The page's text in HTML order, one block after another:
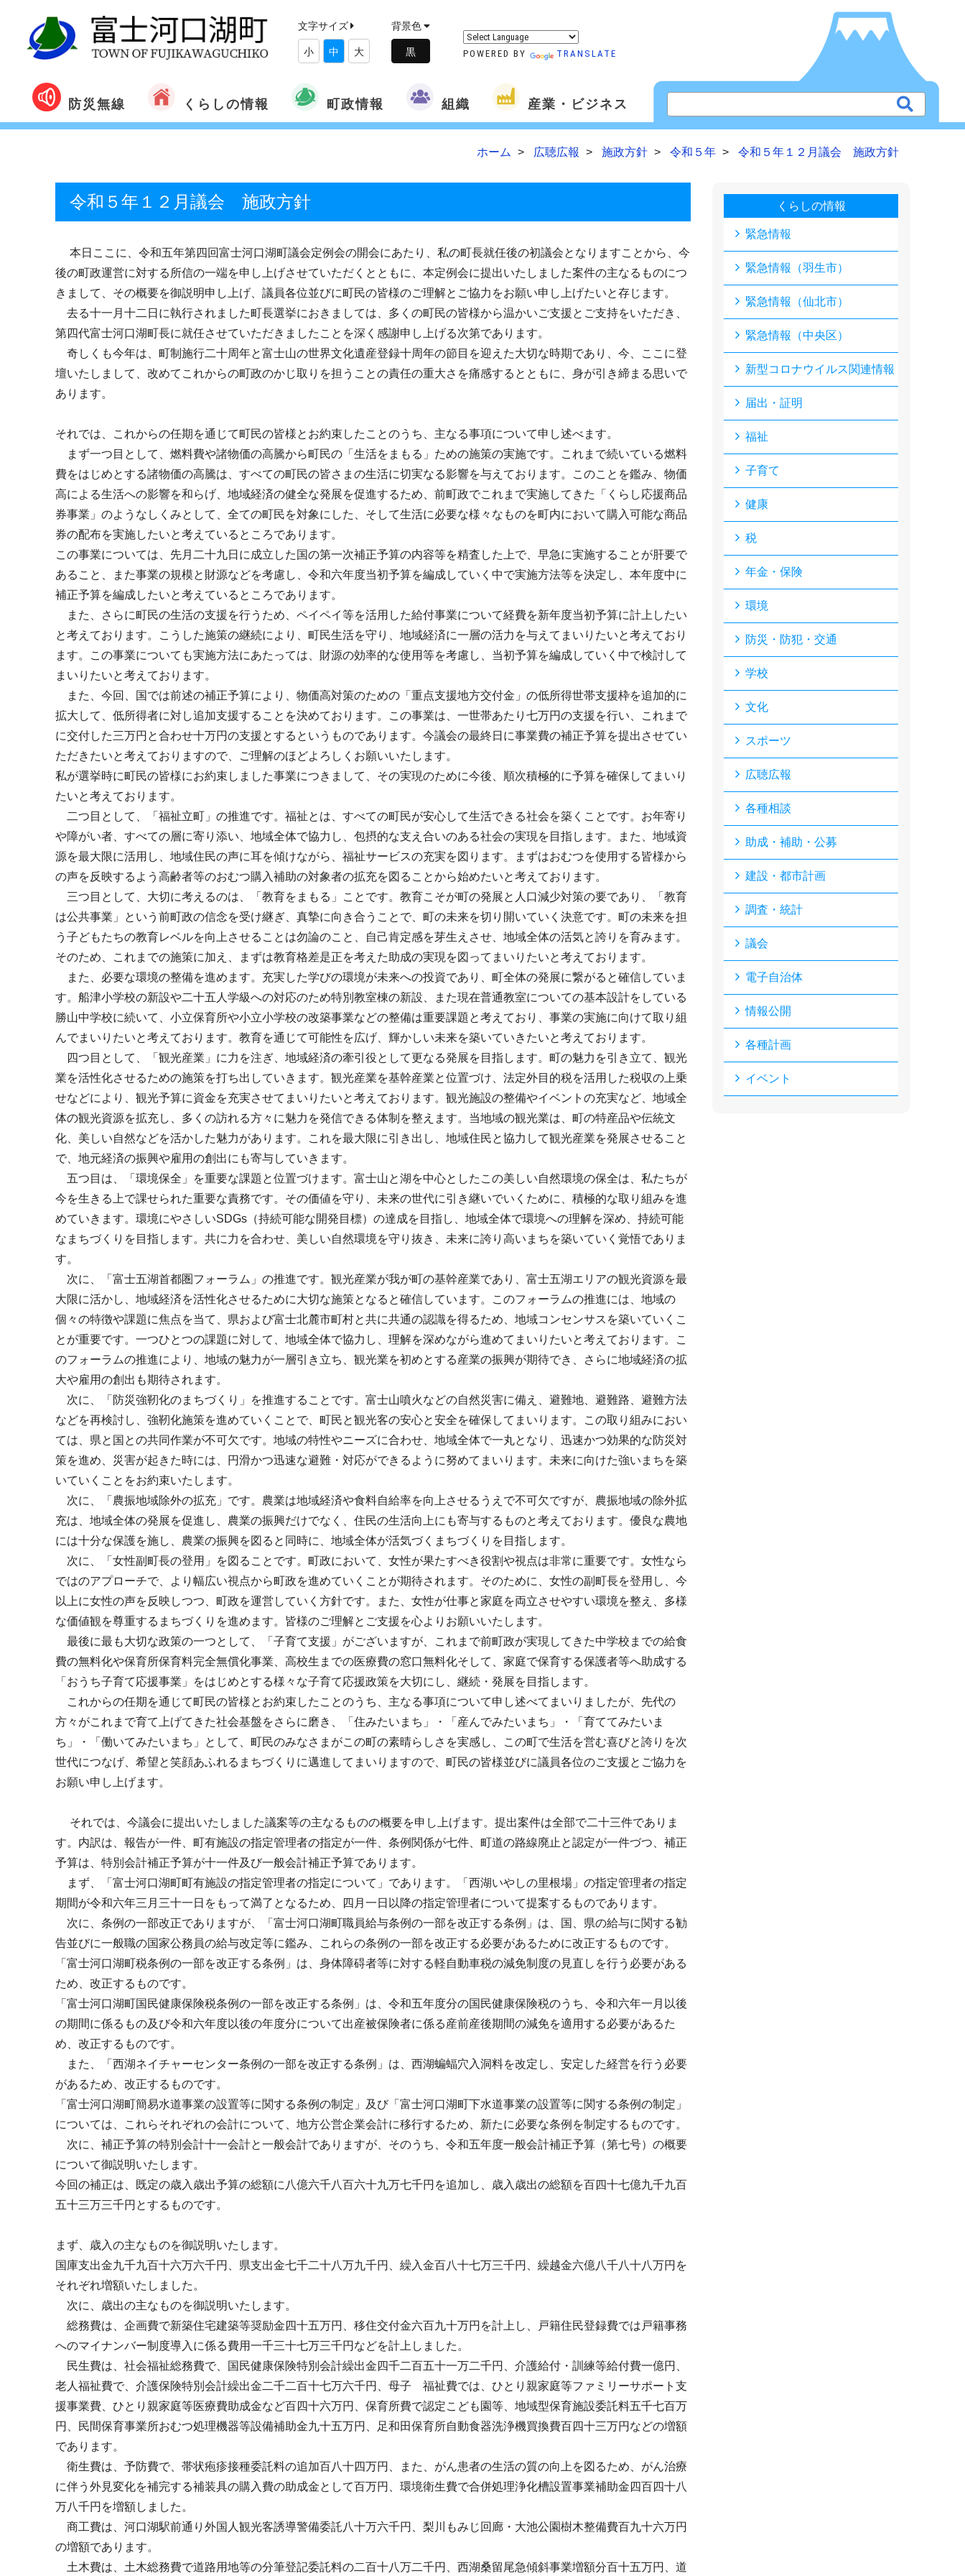
文字サイズ
小 中 大
背景色
POWERED BY TRANSLATE
防災無線 くらしの情報 町政情報 組織 産業・ビジネス
ホーム 広聴広報 施政方針 令和５年 令和５年１２月議会 施政方針
令和５年１２月議会 施政方針
本日ここに、令和五年第四回富士河口湖町議会定例会の開会にあたり、私の町長就任後の初議会となりますことから、今
後の町政運営に対する所信の一端を申し上げさせていただくとともに、本定例会に提出いたしました案件の主なるものにつ
きまして、その概要を御説明申し上げ、議員各位並びに町民の皆様のご理解とご協力をお願い申し上げたいと存じます。
去る十一月十二日に執行されました町長選挙におきましては、多くの町民の皆様から温かいご支援とご支持をいただき、
第四代富士河口湖町長に就任させていただきましたことを深く感謝申し上げる次第であります。
奇しくも今年は、町制施行二十周年と富士山の世界文化遺産登録十周年の節目を迎えた大切な時期であり、今、ここに登
壇いたしまして、改めてこれからの町政のかじ取りを担うことの責任の重大さを痛感するとともに、身が引き締まる思いで
あります。
それでは、これからの任期を通じて町民の皆様とお約束したことのうち、主なる事項について申し述べます。
まず一つ目として、燃料費や諸物価の高騰から町民の「生活をまもる」ための施策の実施です。これまで続いている燃料
費をはじめとする諸物価の高騰は、すべての町民の皆さまの生活に切実なる影響を与えております。このことを鑑み、物価
高による生活への影響を和らげ、地域経済の健全な発展を促進するため、前町政でこれまで実施してきた「くらし応援商品
券事業」のようなしくみとして、全ての町民を対象にした、そして生活に必要な様々なものを町内において購入可能な商品
券の配布を実施したいと考えているところであります。
この事業については、先月二十九日に成立した国の第一次補正予算の内容等を精査した上で、早急に実施することが肝要で
あること、また事業の規模と財源などを考慮し、令和六年度当初予算を編成していく中で実施方法等を決定し、本年度中に
補正予算を編成したいと考えているところであります。
また、さらに町民の生活の支援を行うため、ペイペイ等を活用した給付事業について経費を新年度当初予算に計上したい
と考えております。こうした施策の継続により、町民生活を守り、地域経済に一層の活力を与えてまいりたいと考えており
ます。この事業についても実施方法にあたっては、財源の効率的な使用等を考慮し、当初予算を編成していく中で検討して
まいりたいと考えております。
また、今回、国では前述の補正予算により、物価高対策のための「重点支援地方交付金」の低所得世帯支援枠を追加的に
拡大して、低所得者に対し追加支援することを決めております。この事業は、一世帯あたり七万円の支援を行い、これまで
に交付した三万円と合わせ十万円の支援とするというものであります。今議会の最終日に事業費の補正予算を提出させてい
ただきたいと考えておりますので、ご理解のほどよろしくお願いいたします。
私が選挙時に町民の皆様にお約束しました事業につきまして、その実現のために今後、順次積極的に予算を確保してまいり
たいと考えております。
二つ目として、「福祉立町」の推進です。福祉とは、すべての町民が安心して生活できる社会を築くことです。お年寄り
や障がい者、すべての層に寄り添い、地域全体で協力し、包摂的な支え合いのある社会の実現を目指します。また、地域資
源を最大限に活用し、地域住民の声に耳を傾けながら、福祉サービスの充実を図ります。まずはおむつを使用する皆様から
の声を反映するよう高齢者等のおむつ購入補助の対象者の拡充を図ることから始めたいと考えております。
三つ目として、大切に考えるのは、「教育をまもる」ことです。教育こそが町の発展と人口減少対策の要であり、「教育
は公共事業」という前町政の信念を受け継ぎ、真摯に向き合うことで、町の未来を切り開いていく決意です。町の未来を担
う子どもたちの教育レベルを向上させることは勿論のこと、自己肯定感を芽生えさせ、地域全体の活気と誇りを育みます。
そのため、これまでの施策に加え、まずは教育格差是正を考えた助成の実現を図ってまいりたいと考えております。
また、必要な環境の整備を進めます。充実した学びの環境が未来への投資であり、町全体の発展に繋がると確信していま
す。船津小学校の新設や二十五人学級への対応のため特別教室棟の新設、また現在普通教室についての基本設計をしている
勝山中学校に続いて、小立保育所や小立小学校の改築事業などの整備は重要課題と考えており、事業の実施に向けて取り組
んでまいりたいと考えております。教育を通じて可能性を広げ、輝かしい未来を築いていきたいと考えております。
四つ目として、「観光産業」に力を注ぎ、地域経済の牽引役として更なる発展を目指します。町の魅力を引き立て、観光
業を活性化させるための施策を打ち出していきます。観光産業を基幹産業と位置づけ、法定外目的税を活用した税収の上乗
せなどにより、観光予算に資金を充実させてまいりたいと考えております。観光施設の整備やイベントの充実など、地域全
体の観光資源を拡充し、多くの訪れる方々に魅力を発信できる体制を整えます。当地域の観光業は、町の特産品や伝統文
化、美しい自然などを活かした魅力があります。これを最大限に引き出し、地域住民と協力して観光産業を発展させること
で、地元経済の振興や雇用の創出にも寄与していきます。
五つ目は、「環境保全」を重要な課題と位置づけます。富士山と湖を中心としたこの美しい自然環境の保全は、私たちが
今を生きる上で課せられた重要な責務です。その価値を守り、未来の世代に引き継いでいくために、積極的な取り組みを進
めていきます。環境にやさしいSDGs（持続可能な開発目標）の達成を目指し、地域全体で環境への理解を深め、持続可能
なまちづくりを目指します。共に力を合わせ、美しい自然環境を守り抜き、未来に誇り高いまちを築いていく覚悟でありま
す。
次に、「富士五湖首都圏フォーラム」の推進です。観光産業が我が町の基幹産業であり、富士五湖エリアの観光資源を最
大限に活かし、地域経済を活性化させるために大切な施策となると確信しています。このフォーラムの推進には、地域の
個々の特徴や課題に焦点を当て、県および富士北麓市町村と共に共通の認識を得るため、地域コンセンサスを築いていくこ
とが重要です。一つひとつの課題に対して、地域全体で協力し、理解を深めながら進めてまいりたいと考えております。こ
のフォーラムの推進により、地域の魅力が一層引き立ち、観光業を初めとする産業の振興が期待でき、さらに地域経済の拡
大や雇用の創出も期待されます。
次に、「防災強靭化のまちづくり」を推進することです。富士山噴火などの自然災害に備え、避難地、避難路、避難方法
などを再検討し、強靭化施策を進めていくことで、町民と観光客の安心と安全を確保してまいります。この取り組みにおい
ては、県と国との共同作業が不可欠です。地域の特性やニーズに合わせ、地域全体で一丸となり、迅速かつ効果的な防災対
策を進め、災害が起きた時には、円滑かつ迅速な避難・対応ができるように努めてまいります。未来に向けた強いまちを築
いていくことをお約束いたします。
次に、「農振地域除外の拡充」です。農業は地域経済や食料自給率を向上させるうえで不可欠ですが、農振地域の除外拡
充は、地域全体の発展を促進し、農業の振興だけでなく、住民の生活向上にも寄与するものと考えております。優良な農地
には十分な保護を施し、農業の振興を図ると同時に、地域全体が活気づくまちづくりを目指します。
次に、「女性副町長の登用」を図ることです。町政において、女性が果たすべき役割や視点は非常に重要です。女性なら
ではのアプローチで、より幅広い視点から町政を進めていくことが期待されます。そのために、女性の副町長を登用し、今
以上に女性の声を反映しつつ、町政を運営していく方針です。また、女性が仕事と家庭を両立させやすい環境を整え、多様
な価値観を尊重するまちづくりを進めます。皆様のご理解とご支援を心よりお願いいたします。
最後に最も大切な政策の一つとして、「子育て支援」がございますが、これまで前町政が実現してきた中学校までの給食
費の無料化や保育所保育料完全無償化事業、高校生までの医療費の窓口無料化そして、家庭で保育する保護者等へ助成する
「おうち子育て応援事業」をはじめとする様々な子育て応援政策を大切にし、継続・発展を目指します。
これからの任期を通じて町民の皆様とお約束したことのうち、主なる事項について申し述べてまいりましたが、先代の
方々がこれまで育て上げてきた社会基盤をさらに磨き、「住みたいまち」・「産んでみたいまち」・「育ててみたいま
ち」・「働いてみたいまち」として、町民のみなさまがこの町の素晴らしさを実感し、この町で生活を営む喜びと誇りを次
世代につなげ、希望と笑顔あふれるまちづくりに邁進してまいりますので、町民の皆様並びに議員各位のご支援とご協力を
お願い申し上げます。
それでは、今議会に提出いたしました議案等の主なるものの概要を申し上げます。提出案件は全部で二十三件でありま
す。内訳は、報告が一件、町有施設の指定管理者の指定が一件、条例関係が七件、町道の路線廃止と認定が一件づつ、補正
予算は、特別会計補正予算が十一件及び一般会計補正予算であります。
まず、「富士河口湖町町有施設の指定管理者の指定について」であります。「西湖いやしの里根場」の指定管理者の指定
期間が令和六年三月三十一日をもって満了となるため、四月一日以降の指定管理者について提案するものであります。
次に、条例の一部改正でありますが、「富士河口湖町職員給与条例の一部を改正する条例」は、国、県の給与に関する勧
告並びに一般職の国家公務員の給与改定等に鑑み、これらの条例の一部を改正する必要があるために改正するものです。
「富士河口湖町税条例の一部を改正する条例」は、身体障碍者等に対する軽自動車税の減免制度の見直しを行う必要がある
ため、改正するものです。
「富士河口湖町国民健康保険税条例の一部を改正する条例」は、令和五年度分の国民健康保険税のうち、令和六年一月以後
の期間に係るもの及び令和六年度以後の年度分について出産被保険者に係る産前産後期間の減免を適用する必要があるた
め、改正するものです。
また、「西湖ネイチャーセンター条例の一部を改正する条例」は、西湖蝙蝠穴入洞料を改定し、安定した経営を行う必要
があるため、改正するものです。
「富士河口湖町簡易水道事業の設置等に関する条例の制定」及び「富士河口湖町下水道事業の設置等に関する条例の制定」
については、これらそれぞれの会計について、地方公営企業会計に移行するため、新たに必要な条例を制定するものです。
次に、補正予算の特別会計十一会計と一般会計でありますが、そのうち、令和五年度一般会計補正予算（第七号）の概要
について御説明いたします。
今回の補正は、既定の歳入歳出予算の総額に八億六千八百六十九万七千円を追加し、歳入歳出の総額を百四十七億九千九百
五十三万三千円とするものです。
まず、歳入の主なものを御説明いたします。
国庫支出金九千九百十六万六千円、県支出金七千二十八万九千円、繰入金百八十七万三千円、繰越金六億八千八十八万円を
それぞれ増額いたしました。
次に、歳出の主なものを御説明いたします。
総務費は、企画費で新築住宅建築等奨励金四十五万円、移住交付金六百九十万円を計上し、戸籍住民登録費では戸籍事務
へのマイナンバー制度導入に係る費用一千三十七万三千円などを計上しました。
民生費は、社会福祉総務費で、国民健康保険特別会計繰出金四千二百五十一万二千円、介護給付・訓練等給付費一億円、
老人福祉費で、介護保険特別会計繰出金二千二百十七万六千円、母子 福祉費では、ひとり親家庭等ファミリーサポート支
援事業費、ひとり親家庭等医療費助成金など百四十六万円、保育所費で認定こども園等、地域型保育施設委託料五千七百万
円、民間保育事業所おむつ処理機器等設備補助金九十五万円、足和田保育所自動食器洗浄機買換費百四十三万円などの増額
であります。
衛生費は、予防費で、帯状疱疹接種委託料の追加百八十四万円、また、がん患者の生活の質の向上を図るため、がん治療
に伴う外見変化を補完する補装具の購入費の助成金として百万円、環境衛生費で合併処理浄化槽設置事業補助金四百四十八
万八千円を増額しました。
商工費は、河口湖駅前通り外国人観光客誘導警備委託八十万六千円、梨川もみじ回廊・大池公園樹木整備費百九十六万円
の増額であります。
土木費は、土木総務費で道路用地等の分筆登記委託料の二百十八万二千円、西湖桑留尾急傾斜事業増額分百十五万円、道
くらしの情報
緊急情報
緊急情報（羽生市）
緊急情報（仙北市）
緊急情報（中央区）
新型コロナウイルス関連情報
届出・証明
福祉
子育て
健康
税
年金・保険
環境
防災・防犯・交通
学校
文化
スポーツ
広聴広報
各種相談
助成・補助・公募
建設・都市計画
調査・統計
議会
電子自治体
情報公開
各種計画
イベント